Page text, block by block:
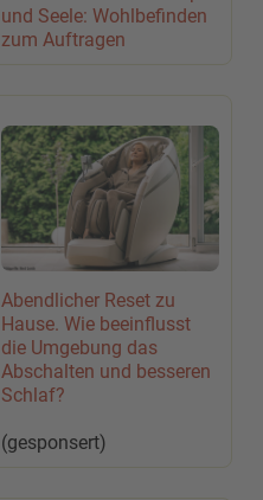
und Seele: Wohlbefinden
zum Auftragen
Abendlicher Reset zu
Hause. Wie beeinflusst
die Umgebung das
Abschalten und besseren
Schlaf?
(gesponsert)